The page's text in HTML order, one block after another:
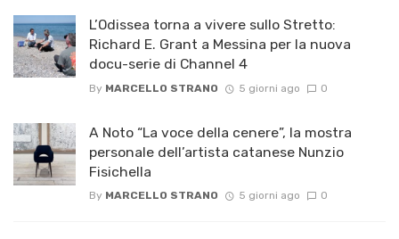
L’Odissea torna a vivere sullo Stretto:
Richard E. Grant a Messina per la nuova
docu-serie di Channel 4
By MARCELLO STRANO 5 giorni ago 0
A Noto “La voce della cenere”, la mostra
personale dell’artista catanese Nunzio
Fisichella
By MARCELLO STRANO 5 giorni ago 0